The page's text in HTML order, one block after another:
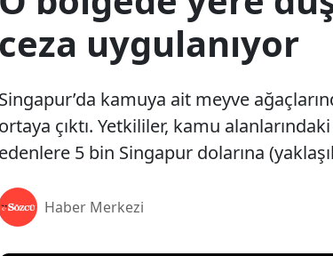
ceza uygulanıyor
Singapur’da kamuya ait meyve
ortaya çıktı. Yetkililer, kamu
edenlere 5 bin Singapur dolarına
Haber Merkezi